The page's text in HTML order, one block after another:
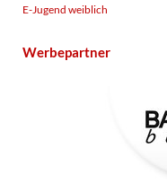
E-Jugend weiblich
Werbepartner